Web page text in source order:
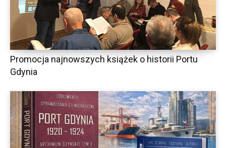
Promocja najnowszych książek o historii Portu
Gdynia